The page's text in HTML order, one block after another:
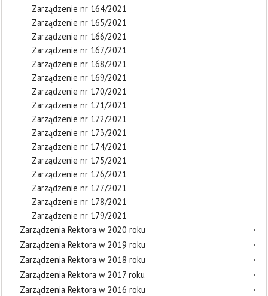
Zarządzenie nr 164/2021
Zarządzenie nr 165/2021
Zarządzenie nr 166/2021
Zarządzenie nr 167/2021
Zarządzenie nr 168/2021
Zarządzenie nr 169/2021
Zarządzenie nr 170/2021
Zarządzenie nr 171/2021
Zarządzenie nr 172/2021
Zarządzenie nr 173/2021
Zarządzenie nr 174/2021
Zarządzenie nr 175/2021
Zarządzenie nr 176/2021
Zarządzenie nr 177/2021
Zarządzenie nr 178/2021
Zarządzenie nr 179/2021
Zarządzenia Rektora w 2020 roku
Zarządzenia Rektora w 2019 roku
Zarządzenia Rektora w 2018 roku
Zarządzenia Rektora w 2017 roku
Zarządzenia Rektora w 2016 roku